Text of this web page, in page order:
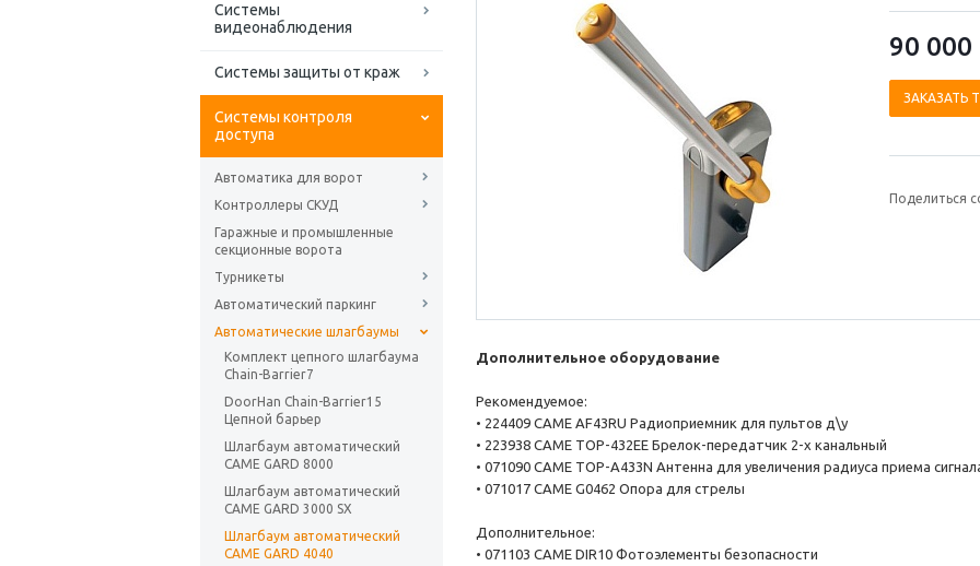
Системы
видеонаблюдения
Системы защиты от краж
Системы контроля
доступа
Автоматика для ворот
Контроллеры СКУД
Гаражные и промышленные
секционные ворота
Турникеты
Автоматический паркинг
Автоматические шлагбаумы
Комплект цепного шлагбаума
Chain-Barrier7
DoorHan Chain-Barrier15
Цепной барьер
Шлагбаум автоматический
CAME GARD 8000
Шлагбаум автоматический
CAME GARD 3000 SX
Шлагбаум автоматический
CAME GARD 4040
90 000
ЗАКАЗАТЬ
Поделиться
Дополнительное оборудование
Рекомендуемое:
• 224409 CAME AF43RU Радиоприемник для пультов д\у
• 223938 CAME TOP-432EE Брелок-передатчик 2-х канальный
• 071090 CAME TOP-A433N Антенна для увеличения радиуса приема
• 071017 CAME G0462 Опора для стрелы
Дополнительное:
• 071103 CAME DIR10 Фотоэлементы безопасности